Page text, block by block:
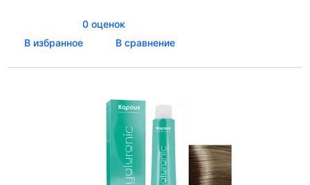
0 оценок
В избранное
В сравнение